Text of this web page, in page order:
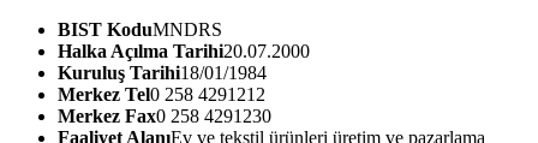
BIST KoduMNDRS
Halka Açılma Tarihi20.07.2000
Kuruluş Tarihi18/01/1984
Merkez Tel0 258 4291212
Merkez Fax0 258 4291230
Faaliyet AlanıEv ve tekstil ürünleri üretim ve pazarlama